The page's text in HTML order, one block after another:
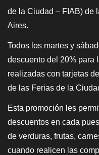
de la Ciudad – FIAB) de
Aires.
Todos los martes y
descuento del 20% para
realizadas con tarjetas
de las Ferias de la
Esta promoción les
descuentos en cada
de verduras, frutas,
cuando realicen las